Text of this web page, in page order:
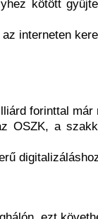
kötött
interneten
forinttal már
OSZK, a